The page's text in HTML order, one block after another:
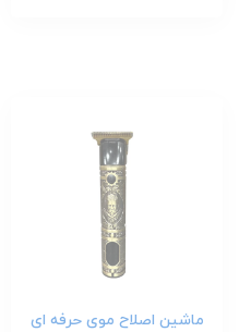
ماشین اصلاح موی حرفه ای